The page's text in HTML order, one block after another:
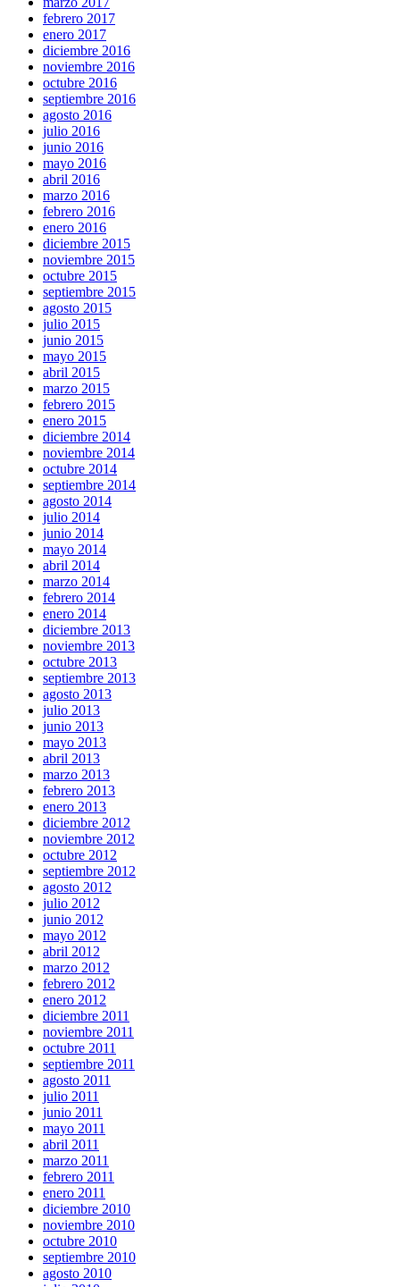
febrero 2017
enero 2017
diciembre 2016
noviembre 2016
octubre 2016
septiembre 2016
agosto 2016
julio 2016
junio 2016
mayo 2016
abril 2016
marzo 2016
febrero 2016
enero 2016
diciembre 2015
noviembre 2015
octubre 2015
septiembre 2015
agosto 2015
julio 2015
junio 2015
mayo 2015
abril 2015
marzo 2015
febrero 2015
enero 2015
diciembre 2014
noviembre 2014
octubre 2014
septiembre 2014
agosto 2014
julio 2014
junio 2014
mayo 2014
abril 2014
marzo 2014
febrero 2014
enero 2014
diciembre 2013
noviembre 2013
octubre 2013
septiembre 2013
agosto 2013
julio 2013
junio 2013
mayo 2013
abril 2013
marzo 2013
febrero 2013
enero 2013
diciembre 2012
noviembre 2012
octubre 2012
septiembre 2012
agosto 2012
julio 2012
junio 2012
mayo 2012
abril 2012
marzo 2012
febrero 2012
enero 2012
diciembre 2011
noviembre 2011
octubre 2011
septiembre 2011
agosto 2011
julio 2011
junio 2011
mayo 2011
abril 2011
marzo 2011
febrero 2011
enero 2011
diciembre 2010
noviembre 2010
octubre 2010
septiembre 2010
agosto 2010